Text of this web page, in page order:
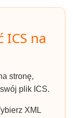
ICS na
stronę,
plik ICS.
XML